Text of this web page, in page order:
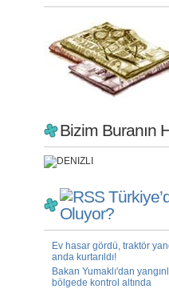
Bizim Buranın
Oluyor?
Ev hasar gördü, traktör
anda kurtarıldı!
Bakan Yumaklı'dan
bölgede kontrol altında